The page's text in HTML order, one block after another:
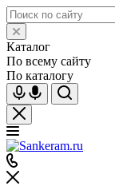
Каталог
По всему сайту
По каталогу